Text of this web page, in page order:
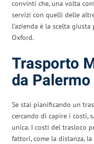
convinti che, una volta
servizi con quelli delle
l’azienda è la scelta
Oxford.
Trasporto
da
Se stai pianificando un
cercando di capire i costi,
unica. I costi del trasloco
fattori, come la distanza,